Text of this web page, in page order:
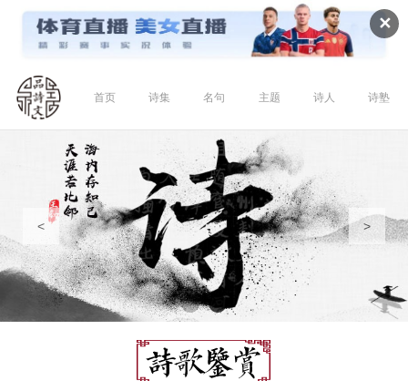
✕
首页 诗集 名句 主题 诗人 诗塾
< >